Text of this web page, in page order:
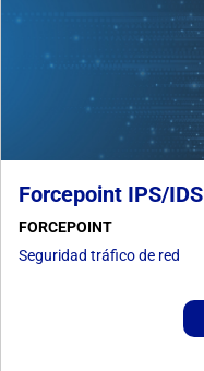
Forcepoint IPS/IDS
FORCEPOINT
Seguridad tráfico de red